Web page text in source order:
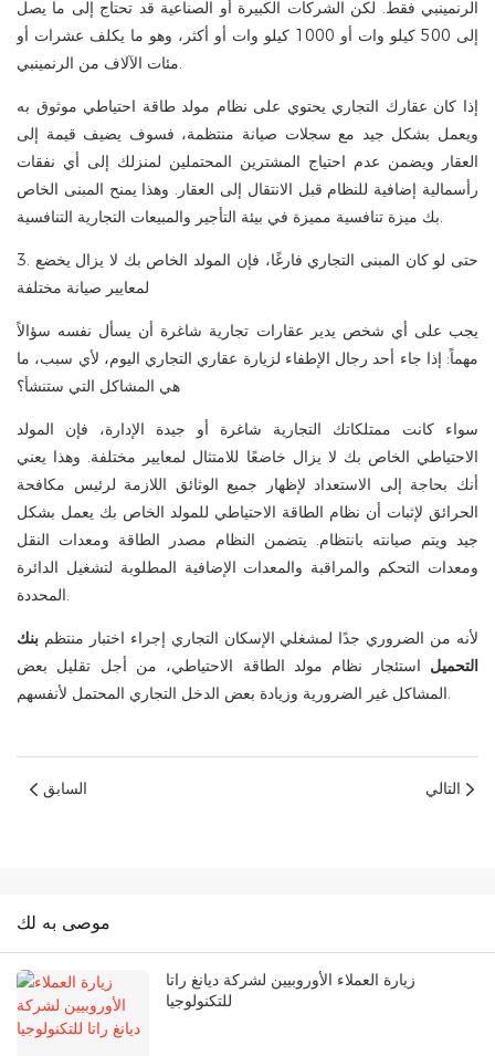
الرنمينبي فقط. لكن الشركات الكبيرة أو الصناعية قد تحتاج إلى ما يصل
إلى 500 كيلو وات أو 1000 كيلو وات أو أكثر، وهو ما يكلف عشرات أو
مئات الآلاف من الرنمينبي.
إذا كان عقارك التجاري يحتوي على نظام مولد طاقة احتياطي موثوق به
ويعمل بشكل جيد مع سجلات صيانة منتظمة، فسوف يضيف قيمة إلى
العقار ويضمن عدم احتياج المشترين المحتملين لمنزلك إلى أي نفقات
رأسمالية إضافية للنظام قبل الانتقال إلى العقار. وهذا يمنح المبنى الخاص
بك ميزة تنافسية مميزة في بيئة التأجير والمبيعات التجارية التنافسية.
3. حتى لو كان المبنى التجاري فارغًا، فإن المولد الخاص بك لا يزال يخضع
لمعايير صيانة مختلفة
يجب على أي شخص يدير عقارات تجارية شاغرة أن يسأل نفسه سؤالاً
مهماً: إذا جاء أحد رجال الإطفاء لزيارة عقاري التجاري اليوم، لأي سبب، ما
هي المشاكل التي ستنشأ؟
سواء كانت ممتلكاتك التجارية شاغرة أو جيدة الإدارة، فإن المولد
الاحتياطي الخاص بك لا يزال خاضعًا للامتثال لمعايير مختلفة. وهذا يعني
أنك بحاجة إلى الاستعداد لإظهار جميع الوثائق اللازمة لرئيس مكافحة
الحرائق لإثبات أن نظام الطاقة الاحتياطي للمولد الخاص بك يعمل بشكل
جيد ويتم صيانته بانتظام. يتضمن النظام مصدر الطاقة ومعدات النقل
ومعدات التحكم والمراقبة والمعدات الإضافية المطلوبة لتشغيل الدائرة
المحددة.
لأنه من الضروري جدًا لمشغلي الإسكان التجاري إجراء اختبار منتظم بنك
التحميل استئجار نظام مولد الطاقة الاحتياطي، من أجل تقليل بعض
المشاكل غير الضرورية وزيادة بعض الدخل التجاري المحتمل لأنفسهم.
السابق التالي
موصى به لك
زيارة العملاء الأوروبيين لشركة ديانغ راتا
للتكنولوجيا